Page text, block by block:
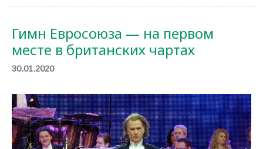
Гимн Евросоюза — на первом
месте в британских чартах
30.01.2020